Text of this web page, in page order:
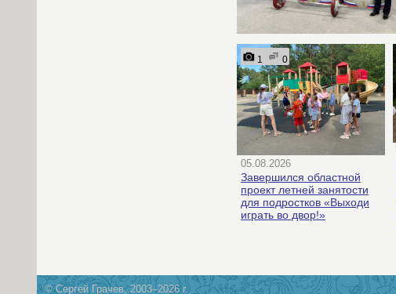
1 0
05.08.2026
Завершился областной
проект летней занятости
для подростков «Выходи
играть во двор!»
© Сергей Грачев, 2003–2026 г.